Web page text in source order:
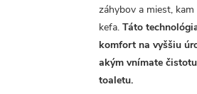
záhybov a miest,
kefa.Táto
komfort na vyššiu
akým vnímate
toaletu.